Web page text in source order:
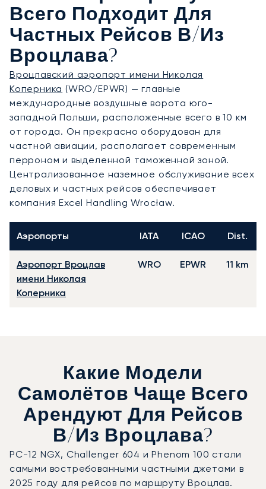
Всего Подходит Для
Частных Рейсов В/из
Вроцлава?
Вроцлавский аэропорт имени Николая
Коперника (WRO/EPWR) — главные
международные воздушные ворота юго-
западной Польши, расположенные всего в 10 км
от города. Он прекрасно оборудован для
частной авиации, располагает современным
перроном и выделенной таможенной зоной.
Централизованное наземное обслуживание всех
деловых и частных рейсов обеспечивает
компания Excel Handling Wrocław.
Аэропорты IATA ICAO Dist.
Аэропорт Вроцлав
имени Николая
Коперника
WRO EPWR 11 km
Какие Модели
Самолётов Чаще Всего
Арендуют Для Рейсов
В/из Вроцлава?
PC-12 NGX, Challenger 604 и Phenom 100 стали
самыми востребованными частными джетами в
2025 году для рейсов по маршруту Вроцлав.